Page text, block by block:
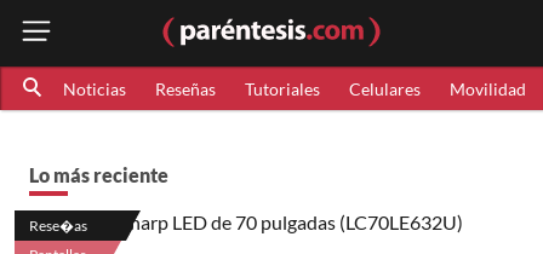
Noticias Reseñas Tutoriales Celulares Movilidad
Lo más reciente
Rese�as